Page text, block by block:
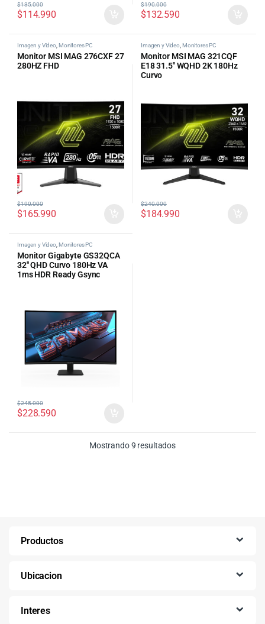
$114.990
$135.000
$132.590
$190.000
Imagen y Video, Monitores PC
Monitor MSI MAG 276CXF 27
280HZ FHD
$165.990
$190.000
Imagen y Video, Monitores PC
Monitor MSI MAG 321CQF
E18 31.5″ WQHD 2K 180Hz
Curvo
$184.990
$240.000
Imagen y Video,Monitores PC
Monitor Gigabyte GS32QCA
32″ QHD Curvo 180Hz VA
1ms HDR Ready Gsync
$228.590
$245.000
Mostrando 9 resultadosOrdenado por precio:
Productos
Ubicacion
Interes